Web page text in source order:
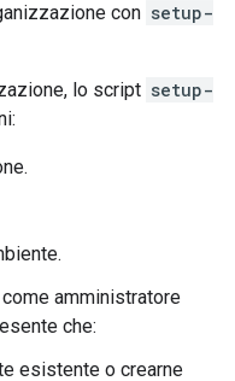
con setup-
lo script setup-
amministratore
che:
esistente o crearne